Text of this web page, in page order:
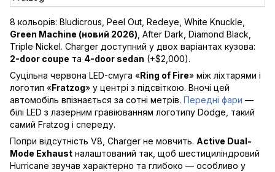
8 кольорів: Bludicrous, Peel Out, Redeye, White Knuckle,
Green Machine (новий 2026) , After Dark, Diamond Black,
Triple Nickel. Charger доступний у двох варіантах кузова:
2-door coupe та 4-door sedan (+$2,000).
Суцільна червона LED-смуга «Ring of Fire» між ліхтарями і
логотип «Fratzog» у центрі з підсвіткою. Вночі цей
автомобіль впізнається за сотні метрів. Передні фари —
білі LED з лазерним гравіюванням логотипу Dodge, такий
самий Fratzog і спереду.
Попри відсутність V8, Charger не мовчить. Active Dual-
Mode Exhaust налаштований так, щоб шестициліндровий
Hurricane звучав характерно та глибоко — особливо у